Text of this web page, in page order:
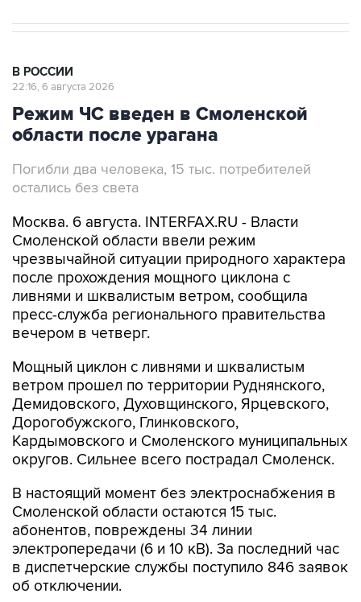
В РОССИИ
22:16, 6 августа 2026
Режим ЧС введен в Смоленской
области после урагана
Погибли два человека, 15 тыс. потребителей
остались без света
Москва. 6 августа. INTERFAX.RU - Власти
Смоленской области ввели режим
чрезвычайной ситуации природного характера
после прохождения мощного циклона с
ливнями и шквалистым ветром, сообщила
пресс-служба регионального правительства
вечером в четверг.
Мощный циклон с ливнями и шквалистым
ветром прошел по территории Руднянского,
Демидовского, Духовщинского, Ярцевского,
Дорогобужского, Глинковского,
Кардымовского и Смоленского муниципальных
округов. Сильнее всего пострадал Смоленск.
В настоящий момент без электроснабжения в
Смоленской области остаются 15 тыс.
абонентов, повреждены 34 линии
электропередачи (6 и 10 кВ). За последний час
в диспетчерские службы поступило 846 заявок
об отключении.